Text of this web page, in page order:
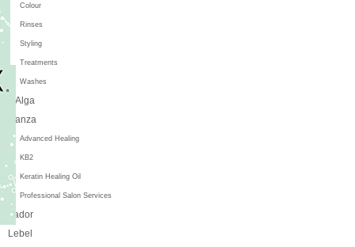
Colour
Rinses
Styling
Treatments
Washes
L'Alga
L'anza
Advanced Healing
KB2
Keratin Healing Oil
Professional Salon Services
Lador
Lebel